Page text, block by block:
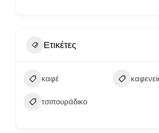
Ετικέτες
καφέ
τσιπουράδικο